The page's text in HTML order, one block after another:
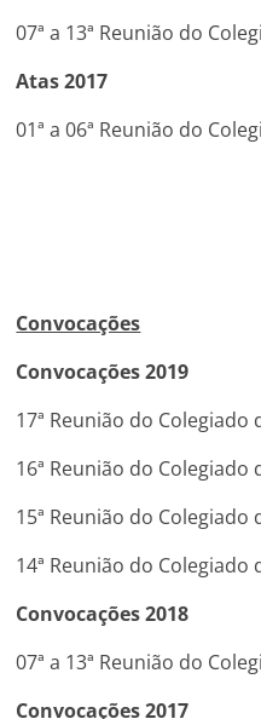
07ª a 13ª Reunião do
Atas 2017
01ª a 06ª Reunião do
Convocações
Convocações 2019
17ª Reunião do
16ª Reunião do
15ª Reunião do
14ª Reunião do
Convocações 2018
07ª a 13ª Reunião do
Convocações 2017